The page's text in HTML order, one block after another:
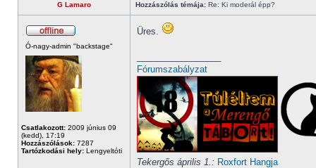
G Lamaro Hozzászólás témája: Re: Ki moderál épp?
Ó-nagy-admin "backstage"
Csatlakozott: 2009 június 09
(kedd), 17:19
Hozzászólások: 7287
Tartózkodási hely: Lengyeltóti
Üres.
Fórumszabályzat
Tekergős április 1.: Roxfort Hangja